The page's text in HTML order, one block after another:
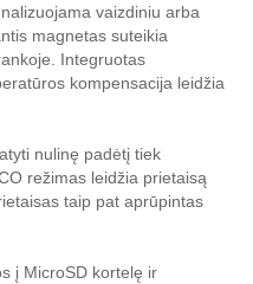
vaizdiniu arba
magnetas suteikia
Integruotas
kompensacija leidžia
nulinę padėtį tiek
režimas leidžia prietaisą
taip pat aprūpintas
į MicroSD kortelę ir